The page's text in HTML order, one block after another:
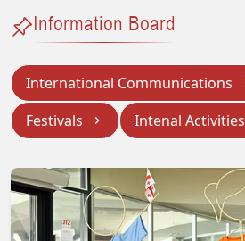
Information Board
International Communications
Festivals
Intenal Activities